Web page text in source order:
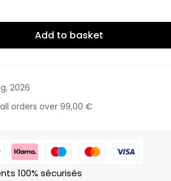
Add to basket
2026
orders over99,00 €
100% sécurisés